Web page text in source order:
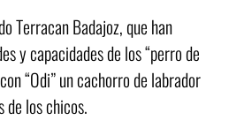
Terracan Badajoz, que han
y capacidades de los “perro de
“Odi” un cachorro de labrador
de los chicos.